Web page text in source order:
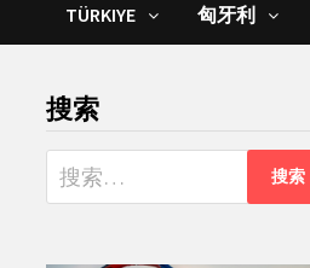
TÜRKIYE 匈牙利
搜索
搜
索：